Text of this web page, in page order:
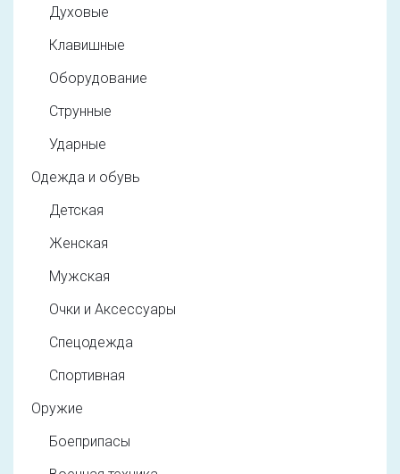
Духовые
Клавишные
Оборудование
Струнные
Ударные
Одежда и обувь
Детская
Женская
Мужская
Очки и Аксессуары
Спецодежда
Спортивная
Оружие
Боеприпасы